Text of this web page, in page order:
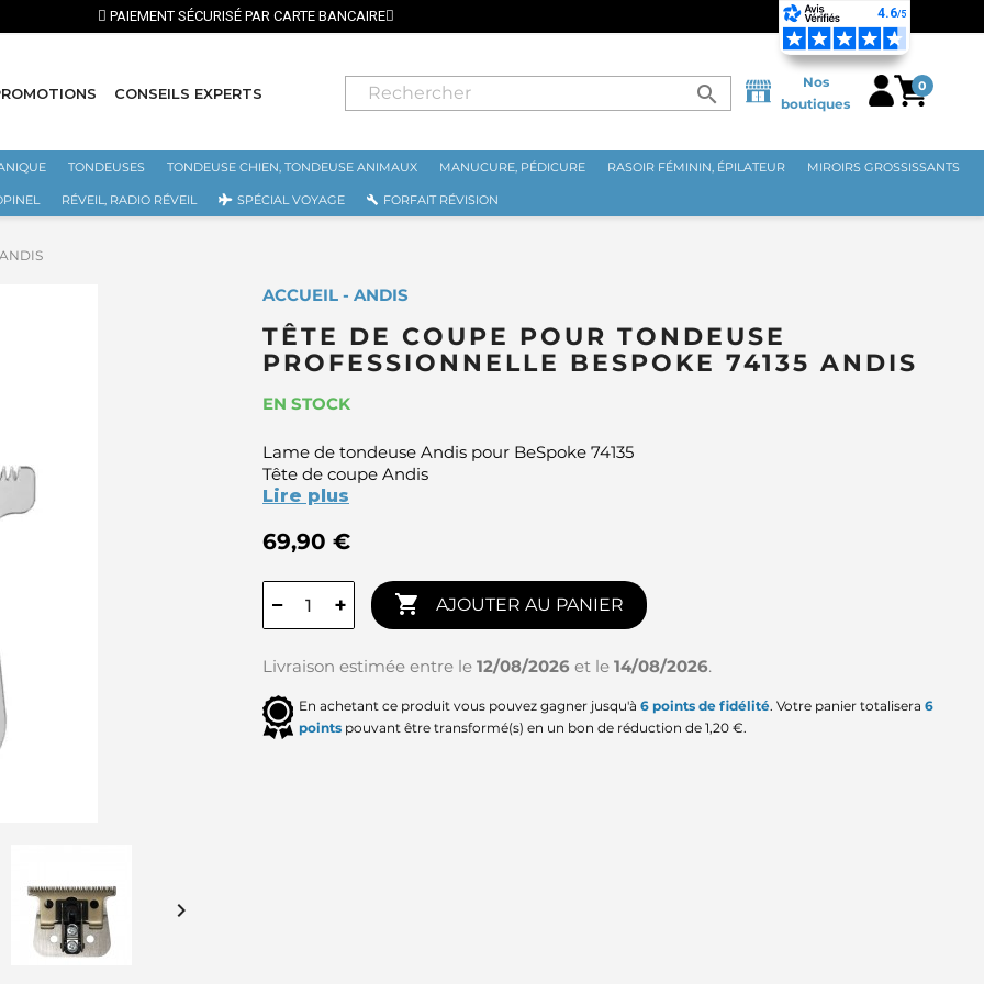
PAIEMENT SÉCURISÉ PAR CARTE BANCAIRE
CONSEILS EXPERTS search
Nos
boutiques
0
TONDEUSES TONDEUSE CHIEN, TONDEUSE ANIMAUX MANUCURE, PÉDICURE RASOIR FÉMININ, ÉPILATEUR MIROIRS GROSSISSANTS
RÉVEIL, RADIO RÉVEIL SPÉCIAL VOYAGE FORFAIT RÉVISION

ACCUEIL - ANDIS
TÊTE DE COUPE POUR TONDEUSE
PROFESSIONNELLE BESPOKE 74135 ANDIS
EN STOCK
Lame de tondeuse Andis pour BeSpoke 74135
Tête de coupe Andis
Lire plus
69,90 €
− +  AJOUTER AU PANIER
Livraison estimée entre le 12/08/2026 et le 14/08/2026.
En achetant ce produit vous pouvez gagner jusqu'à 6 points de fidélité. Votre panier totalisera 6
points pouvant être transformé(s) en un bon de réduction de 1,20 €.